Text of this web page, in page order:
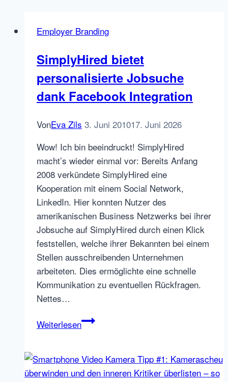
Employer Branding
SimplyHired bietet
personalisierte Jobsuche
dank Facebook Integration
VonEva Zils 3. Juni 201017. Juni 2026
Wow! Ich bin beeindruckt! SimplyHired
macht’s wieder einmal vor: Bereits Anfang
2008 verkündete SimplyHired eine
Kooperation mit einem Social Network,
LinkedIn. Hier konnten Nutzer des
amerikanischen Business Netzwerks bei ihrer
Jobsuche auf SimplyHired durch einen Klick
feststellen, welche ihrer Bekannten bei einem
Stellen ausschreibenden Unternehmen
arbeiteten. Dies ermöglichte eine schnelle
Kommunikation zu eventuellen Rückfragen.
Nettes…
WeiterlesenSimplyHired
Jobsuche
dank